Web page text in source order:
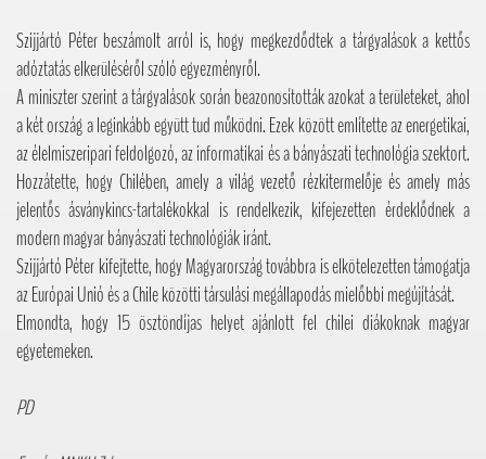
Szijjártó Péter beszámolt arról is, hogy megkezdődtek a tárgyalások a kettős
adóztatás elkerüléséről szóló egyezményről.
A miniszter szerint a tárgyalások során beazonosították azokat a területeket, ahol
a két ország a leginkább együtt tud működni. Ezek között említette az energetikai,
az élelmiszeripari feldolgozó, az informatikai és a bányászati technológia szektort.
Hozzátette, hogy Chilében, amely a világ vezető rézkitermelője és amely más
jelentős ásványkincs-tartalékokkal is rendelkezik, kifejezetten érdeklődnek a
modern magyar bányászati technológiák iránt.
Szijjártó Péter kifejtette, hogy Magyarország továbbra is elkötelezetten támogatja
az Európai Unió és a Chile közötti társulási megállapodás mielőbbi megújítását.
Elmondta, hogy 15 ösztöndíjas helyet ajánlott fel chilei diákoknak magyar
egyetemeken.
PD